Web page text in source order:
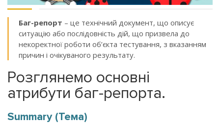
Баг-репорт – це технічний документ, що описує
ситуацію або послідовність дій, що призвела до
некоректної роботи об’єкта тестування, з вказанням
причин і очікуваного результату.
Розглянемо основні
атрибути баг-репорта.
Summary (Тема)